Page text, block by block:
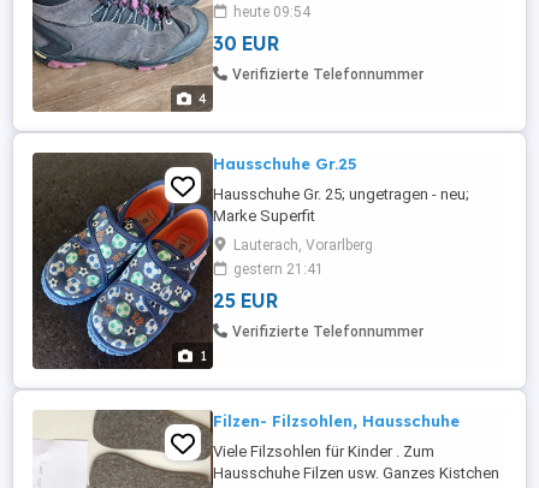
4
heute 09:54
30 EUR
Verifizierte Telefonnummer
1
Hausschuhe Gr.25
Hausschuhe Gr. 25; ungetragen - neu;
Marke Superfit
Lauterach, Vorarlberg
gestern 21:41
25 EUR
Verifizierte Telefonnummer
Filzen- Filzsohlen, Hausschuhe
Viele Filzsohlen für Kinder . Zum
Hausschuhe Filzen usw. Ganzes Kistchen